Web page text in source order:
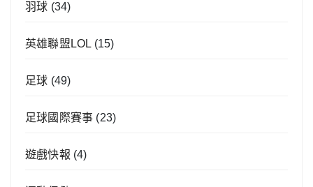
羽球 (34)
英雄聯盟LOL (15)
足球 (49)
足球國際賽事 (23)
遊戲快報 (4)